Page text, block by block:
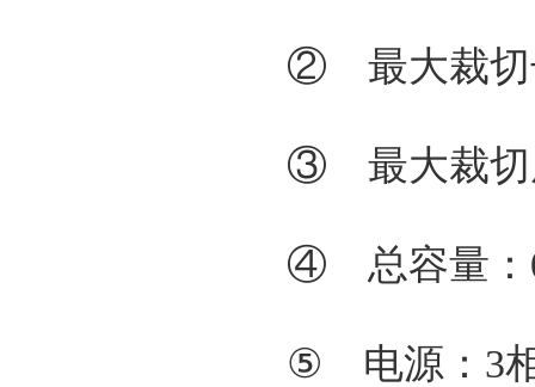
② 最大裁切
③ 最大裁切
④ 总容量：
⑤ 电源：3